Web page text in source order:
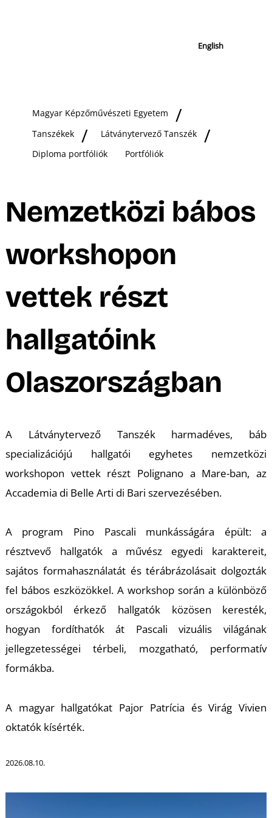
English
Magyar Képzőművészeti Egyetem
Tanszékek
Látványtervező Tanszék
Diploma portfóliók
Portfóliók
Nemzetközi bábos
workshopon
vettek részt
hallgatóink
Olaszországban
A Látványtervező Tanszék harmadéves, báb
specializációjú hallgatói egyhetes nemzetközi
workshopon vettek részt Polignano a Mare-ban, az
Accademia di Belle Arti di Bari szervezésében.
A program Pino Pascali munkásságára épült: a
résztvevő hallgatók a művész egyedi karaktereit,
sajátos formahasználatát és térábrázolásait dolgozták
fel bábos eszközökkel. A workshop során a különböző
országokból érkező hallgatók közösen keresték,
hogyan fordíthatók át Pascali vizuális világának
jellegzetességei térbeli, mozgatható, performatív
formákba.
A magyar hallgatókat Pajor Patrícia és Virág Vivien
oktatók kísérték.
2026.08.10.